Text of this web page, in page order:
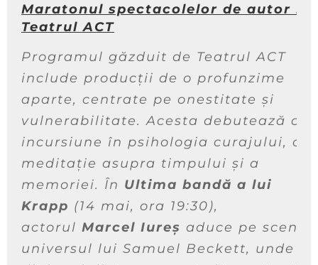
Maratonul spectacolelor de autor la
Teatrul ACT
Programul găzduit de Teatrul ACT
include producții de o profunzime
aparte, centrate pe onestitate și
vulnerabilitate. Acesta debutează cu
incursiune în psihologia curajului, o
meditație asupra timpului și a
memoriei. În Ultima bandă a lui
Krapp (14 mai, ora 19:30),
actorul Marcel Iureș aduce pe scenă
universul lui Samuel Beckett, unde